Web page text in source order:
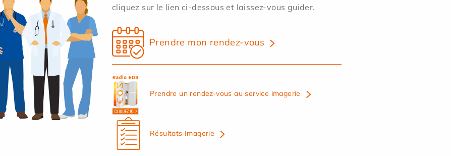
cliquez sur le lien ci-dessous et laissez-vous guider.
Prendre mon rendez-vous
Prendre un rendez-vous au service imagerie
Résultats Imagerie